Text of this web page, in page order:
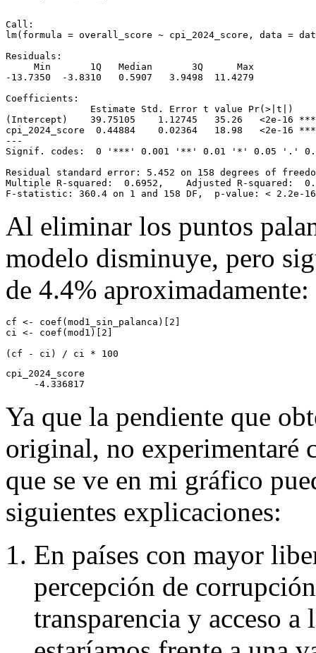
Call:
lm(formula = overall_score ~ cpi_2024_score, data =
Residuals:
     Min       1Q   Median       3Q      Max
-13.7350  -3.8310   0.5907   3.9498  11.4279
Coefficients:
               Estimate Std. Error t value Pr(>|t|)
(Intercept)    39.75105    1.12745   35.26   <2e-16 ***
cpi_2024_score  0.44884    0.02364   18.98   <2e-16 ***
---
Signif. codes:  0 '***' 0.001 '**' 0.01 '*' 0.05 '.'
Residual standard error: 5.452 on 158 degrees of
Multiple R-squared:  0.6952,    Adjusted R-squared:
F-statistic: 360.4 on 1 and 158 DF,  p-value: < 2.2e-16
Al eliminar los puntos
modelo disminuye, pero
de 4.4% aproximadamente:
cf <- coef (mod1_sin_palanca)[ 2 ]
ci <- coef (mod1)[ 2 ]
(cf
- ci) / ci *
100
cpi_2024_score
     -4.336817
Ya que la pendiente que
original, no experimentaré
que se ve en mi gráfico
siguientes explicaciones:
En países con mayor
percepción de
transparencia y acceso